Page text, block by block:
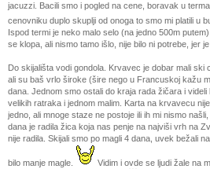
jacuzzi. Bacili smo i pogled na cene, boravak u
cenovniku duplo skuplji od onoga to smo mi platili u
Ispod termi je neko malo selo (na jedno 500m
se klopa, ali nismo tamo išlo, nije bilo ni potrebe, jer
Do skijališta vodi gondola. Krvavec je dobar mali ski
ali su baš vrlo široke (šire nego u Francuskoj kažu
dana. Jednom smo ostali do kraja rada žičara i
velikih ratraka i jednom malim. Karta na krvavecu
jedno, ali mnoge staze ne postoje ili ih mi nismo
dana je radila žica koja nas penje na najviši vrh na
nije radila. Skijali smo po magli 4 dana, uvek bežali
bilo manje magle. Vidim i ovde se ljudi žale na